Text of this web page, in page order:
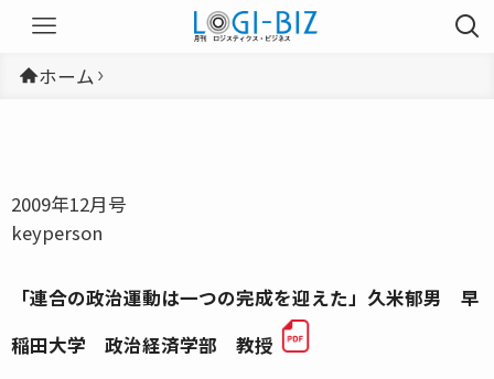
ホーム
2009年12月号
keyperson
「連合の政治運動は一つの完成を迎えた」久米郁男 早
稲田大学 政治経済学部 教授